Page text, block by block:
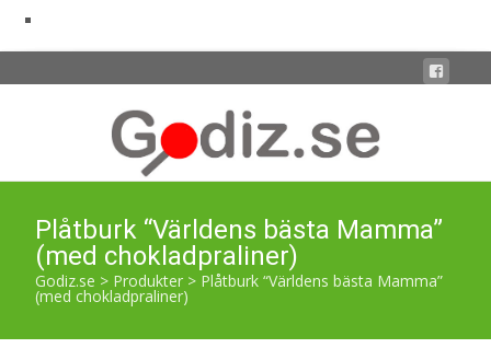
Plåtburk “Världens bästa Mamma”
(med chokladpraliner)
Godiz.se > Produkter > Plåtburk “Världens bästa Mamma”
(med chokladpraliner)